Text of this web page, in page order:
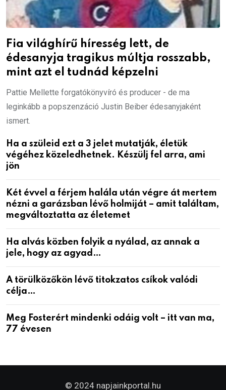
Fia világhírű híresség lett, de
édesanyja tragikus múltja rosszabb,
mint azt el tudnád képzelni
Pattie Mellette forgatókönyvíró és producer - de ma
leginkább a popszenzáció Justin Beiber édesanyjaként
ismert.
Ha a szüleid ezt a 3 jelet mutatják, életük
végéhez közeledhetnek. Készülj fel arra, ami
jön
Két évvel a férjem halála után végre át mertem
nézni a garázsban lévő holmiját – amit találtam,
megváltoztatta az életemet
Ha alvás közben folyik a nyálad, az annak a
jele, hogy az agyad…
A törülközőkön lévő titokzatos csíkok valódi
célja…
Meg Fosterért mindenki odáig volt – itt van ma,
77 évesen
© 2024 napjainkportal.hu